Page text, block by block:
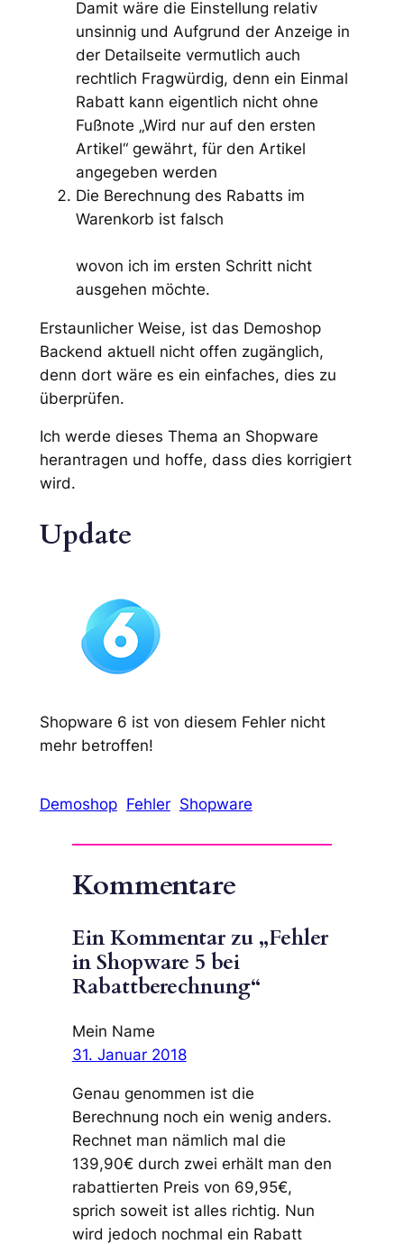
Damit wäre die Einstellung relativ
unsinnig und Aufgrund der Anzeige in
der Detailseite vermutlich auch
rechtlich Fragwürdig, denn ein Einmal
Rabatt kann eigentlich nicht ohne
Fußnote „Wird nur auf den ersten
Artikel“ gewährt, für den Artikel
angegeben werden
Die Berechnung des Rabatts im
Warenkorb ist falsch
wovon ich im ersten Schritt nicht
ausgehen möchte.
Erstaunlicher Weise, ist das Demoshop
Backend aktuell nicht offen zugänglich,
denn dort wäre es ein einfaches, dies zu
überprüfen.
Ich werde dieses Thema an Shopware
herantragen und hoffe, dass dies korrigiert
wird.
Update
Shopware 6 ist von diesem Fehler nicht
mehr betroffen!
Demoshop Fehler Shopware
Kommentare
Ein Kommentar zu „Fehler
in Shopware 5 bei
Rabattberechnung“
Mein Name
31. Januar 2018
Genau genommen ist die
Berechnung noch ein wenig anders.
Rechnet man nämlich mal die
139,90€ durch zwei erhält man den
rabattierten Preis von 69,95€,
sprich soweit ist alles richtig. Nun
wird jedoch nochmal ein Rabatt